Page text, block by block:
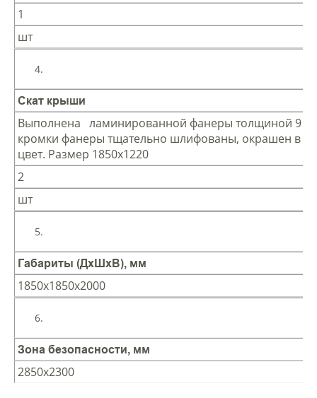
1
шт
Скат крыши
Выполнена ламинированной фанеры толщиной 9
кромки фанеры тщательно шлифованы, окрашен в
цвет. Размер 1850х1220
2
шт
Габариты (ДхШхВ), мм
1850х1850х2000
Зона безопасности, мм
2850х2300